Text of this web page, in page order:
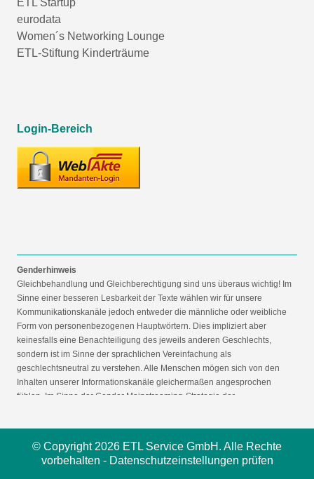
eurodata
Women´s Networking Lounge
ETL-Stiftung Kinderträume
Login-Bereich
Genderhinweis
Gleichbehandlung und Gleichberechtigung sind uns überaus wichtig! Im
Sinne einer besseren Lesbarkeit der Texte wählen wir für unsere
Kommunikationskanäle jedoch entweder die männliche oder weibliche
Form von personenbezogenen Hauptwörtern. Dies impliziert aber
keinesfalls eine Benachteiligung des jeweils anderen Geschlechts,
sondern ist im Sinne der sprachlichen Vereinfachung als
geschlechtsneutral zu verstehen. Alle Menschen mögen sich von den
Inhalten unserer Informationskanäle gleichermaßen angesprochen
fühlen. Im Sinne der Gender Mainstreaming-Strategie der
© Copyright 2026 ETL Service GmbH. Alle Rechte
vorbehalten - Datenschutzeinstellungen prüfen